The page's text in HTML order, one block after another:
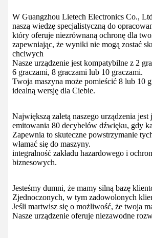
W Guangzhou Lietech Electronics Co.,
naszą wiedzę specjalistyczną do
który oferuje niezrównaną ochronę dla
zapewniając, że wyniki nie mogą zostać
chciwych
Nasze urządzenie jest kompatybilne z 2
6 graczami, 8 graczami lub 10 graczami.
Twoja maszyna może pomieścić 8 lub 10
idealną wersję dla Ciebie.
Największą zaletą naszego urządzenia jest
emitowania 80 decybelów dźwięku, gdy
Zapewnia to skuteczne powstrzymanie
włamać się do maszyny.
integralność zakładu hazardowego i
biznesowych.
Jesteśmy dumni, że mamy silną bazę
Zjednoczonych, w tym zadowolonych
Jeśli martwisz się o możliwość, że twoja
Nasze urządzenie oferuje niezawodne